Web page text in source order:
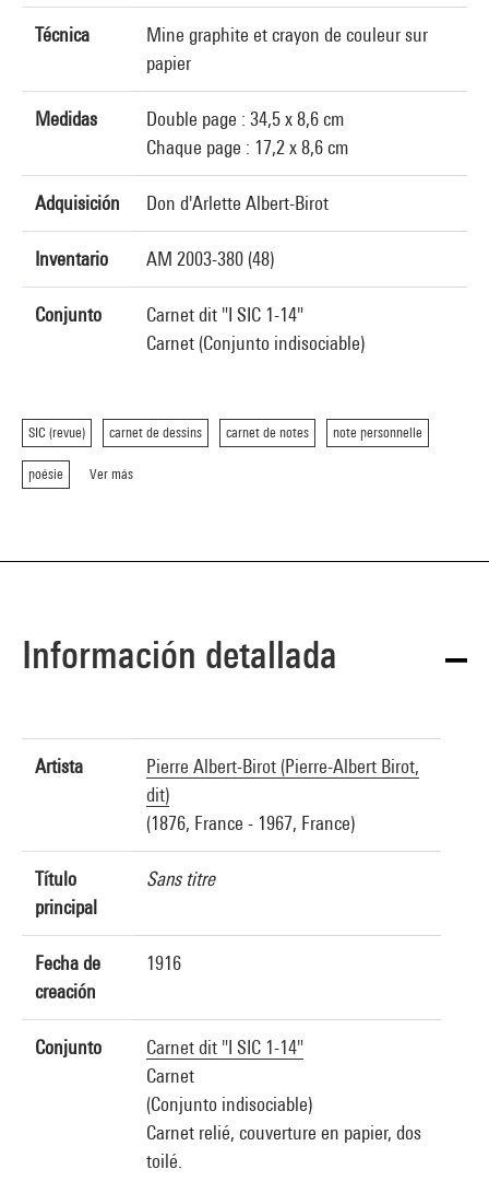
Técnica
Mine graphite et crayon de couleur sur
papier
Medidas
Double page : 34,5 x 8,6 cm
Chaque page : 17,2 x 8,6 cm
Adquisición Don d'Arlette Albert-Birot
Inventario AM 2003-380 (48)
Conjunto
Carnet dit "I SIC 1-14"
Carnet (Conjunto indisociable)
SIC (revue) carnet de dessins carnet de notes note personnelle
poésie Ver más
Información detallada
Artista
Pierre Albert-Birot (Pierre-Albert Birot,
dit)
(1876, France - 1967, France)
Título
principal
Sans titre
Fecha de
creación
1916
Conjunto
Carnet dit "I SIC 1-14"
Carnet
(Conjunto indisociable)
Carnet relié, couverture en papier, dos
toilé.